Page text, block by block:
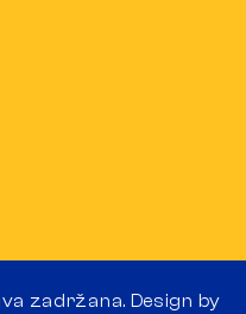
zadržana. Design by